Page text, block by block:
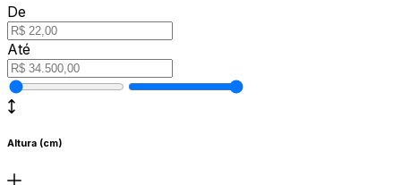
De
Até
Altura (cm)